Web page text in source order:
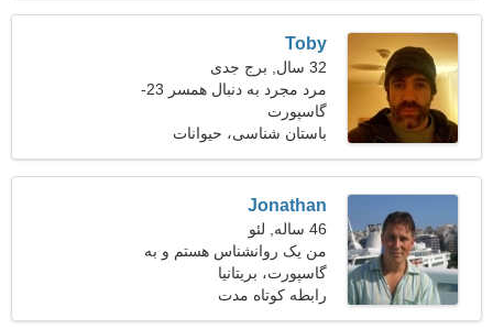
Toby
32 سال, برج جدی
مرد مجرد به دنبال همسر 23-
31
گاسپورت
باستان شناسی، حیوانات
خانگی
Jonathan
46 ساله, لئو
من یک روانشناس هستم و به
دنبال یک زن دیدنی هستم
گاسپورت، بریتانیا
رابطه کوتاه مدت